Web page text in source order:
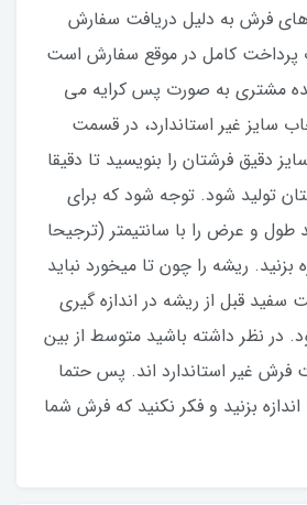
فرش به دلیل دریافت سفارش
پرداخت کامل در موقع سفارش است
مشتری به صورت پس کرایه می
سایز غیر استاندارد، در قسمت
دقیق فرشتان را بنویسید تا دقیقا
تولید شود. توجه شود که برای
طول و عرض را با سانتیمتر (ترجیحا
بزنید. ریشه را چون تا میخورد نباید
قبل از ریشه در اندازه گیری
در نظر داشته باشید متوسط از بین
غیر استاندارد اند. پس حتما
بزنید و فکر نکنید که فرش شما